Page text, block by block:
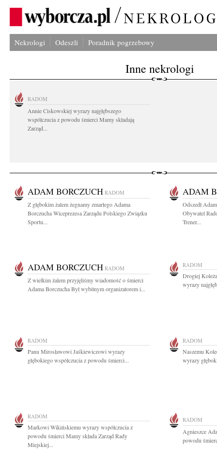
Nekrologi Odeszli Poradnik pogrzebowy
Inne nekrologi
RADOM
Annie Ciskowskiej wyrazy najgłębszego
współczucia z powodu śmierci Mamy składają
Zarząd...
ADAM BORCZUCH RADOM
Z głębokim żalem żegnamy zmarłego Adama
Borczucha Wiceprezesa Zarządu Polskiego Związku
Sportu...
ADAM
Odszedł
Obywatel
Trener...
ADAM BORCZUCH RADOM
Z wielkim żalem przyjęliśmy wiadomość o śmierci
Adama Borczucha Był wybitnym organizatorem i...
RADOM
Drogiej
wyrazy
RADOM
Panu Mirosławowi Jaśkiewiczowi wyrazy
głębokiego współczucia z powodu śmierci...
RADOM
Naszemu
wyrazy
RADOM
Markowi Wikińskiemu wyrazy współczucia z
powodu śmierci Mamy składa Zarząd Rady
Miejskiej...
RADOM
Agnieszce
powodu